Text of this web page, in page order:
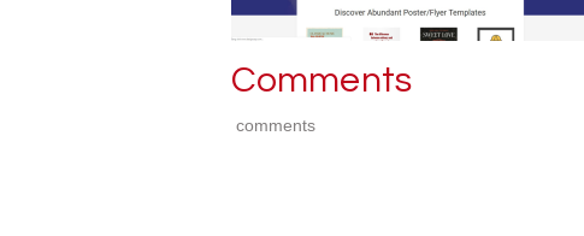
Comments
comments